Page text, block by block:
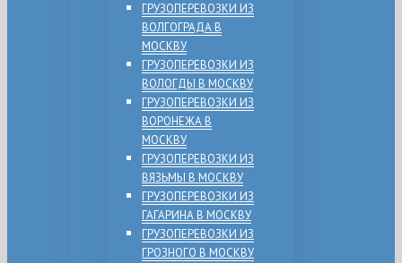
ГРУЗОПЕРЕВОЗКИ ИЗ
ВОЛГОГРАДА В
МОСКВУ
ГРУЗОПЕРЕВОЗКИ ИЗ
ВОЛОГДЫ В МОСКВУ
ГРУЗОПЕРЕВОЗКИ ИЗ
ВОРОНЕЖА В
МОСКВУ
ГРУЗОПЕРЕВОЗКИ ИЗ
ВЯЗЬМЫ В МОСКВУ
ГРУЗОПЕРЕВОЗКИ ИЗ
ГАГАРИНА В МОСКВУ
ГРУЗОПЕРЕВОЗКИ ИЗ
ГРОЗНОГО В МОСКВУ